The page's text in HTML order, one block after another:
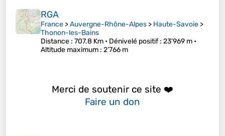
RGA
France >Auvergne-Rhône-Alpes > Haute-Savoie >
Thonon-les-Bains
Distance : 707.8 Km • Dénivelé positif: 23’969 m •
Altitude maximum : 2’766 m
Merci de soutenir ce site ❤️
Faire un don